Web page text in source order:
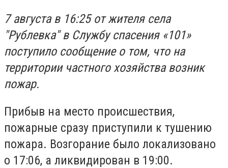
7 августа в 16:25 от жителя села
"Рублевка" в Службу спасения «101»
поступило сообщение о том, что на
территории частного хозяйства возник
пожар.
Прибыв на место происшествия,
пожарные сразу приступили к тушению
пожара. Возгорание было локализовано
о 17:06, а ликвидирован в 19:00.